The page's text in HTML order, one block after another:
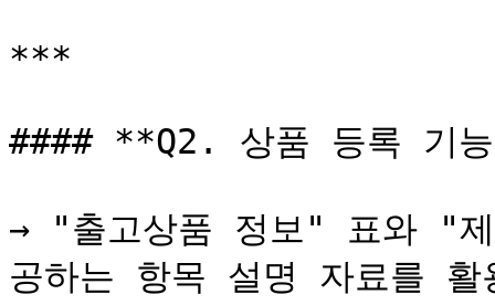
***
#### **Q2. 상품 등록 기
→ "출고상품 정보" 표와 "
공하는 항목 설명 자료를